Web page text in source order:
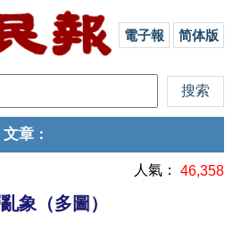
電子報 简体版
文章 ：
人氣： 46,358
象（多圖）